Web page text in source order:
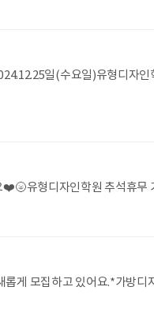
일(수요일)유형디
유형디자인학원 추석휴무
게 모집하고 있어요.*가방